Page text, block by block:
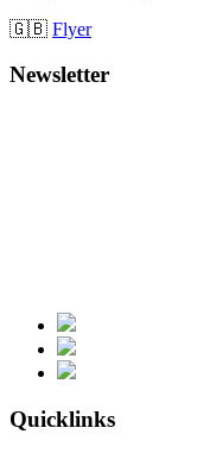
🇬🇧 Flyer
Newsletter
Quicklinks